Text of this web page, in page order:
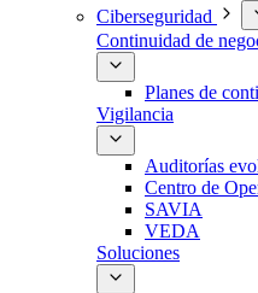
Ciberseguridad
Continuidad de
Planes de
Vigilancia
Auditorías
Centro de
SAVIA
VEDA
Soluciones